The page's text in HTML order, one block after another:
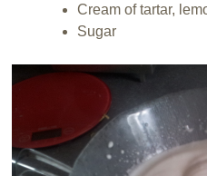
Cream of tartar,
Sugar